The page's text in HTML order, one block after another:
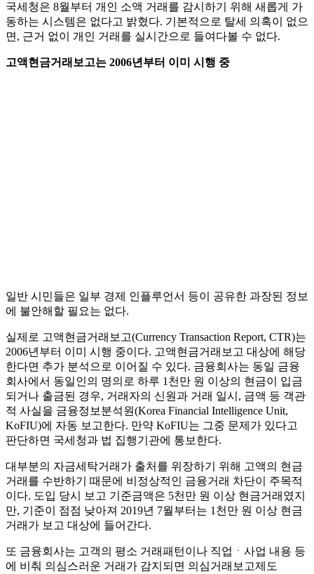
국세청은 8월부터 개인 소액 거래를 감시하기 위해 새롭게 가
동하는 시스템은 없다고 밝혔다. 기본적으로 탈세 의혹이 없으
면, 근거 없이 개인 거래를 실시간으로 들여다볼 수 없다.
고액현금거래보고는 2006년부터 이미 시행 중
일반 시민들은 일부 경제 인플루언서 등이 공유한 과장된 정보
에 불안해할 필요는 없다.
실제로 고액현금거래보고(Currency Transaction Report, CTR)는
2006년부터 이미 시행 중이다. 고액현금거래보고 대상에 해당
한다면 추가 분석으로 이어질 수 있다. 금융회사는 동일 금융
회사에서 동일인의 명의로 하루 1천만 원 이상의 현금이 입금
되거나 출금된 경우, 거래자의 신원과 거래 일시, 금액 등 객관
적 사실을 금융정보분석원(Korea Financial Intelligence Unit,
KoFIU)에 자동 보고한다. 만약 KoFIU는 그중 문제가 있다고
판단하면 국세청과 법 집행기관에 통보한다.
대부분의 자금세탁거래가 출처를 위장하기 위해 고액의 현금
거래를 수반하기 때문에 비정상적인 금융거래 차단이 주목적
이다. 도입 당시 보고 기준금액은 5천만 원 이상 현금거래였지
만, 기준이 점점 낮아져 2019년 7월부터는 1천만 원 이상 현금
거래가 보고 대상에 들어간다.
또 금융회사는 고객의 평소 거래패턴이나 직업ㆍ사업 내용 등
에 비춰 의심스러운 거래가 감지되면 의심거래보고제도